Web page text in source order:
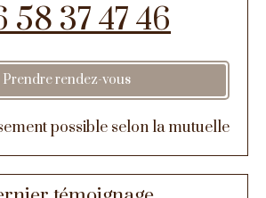
58 37 47 46
Prendre rendez-vous
possible selon la mutuelle